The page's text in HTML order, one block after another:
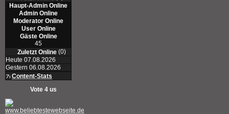
Haupt-Admin Online
Admin Online
Moderator Online
User Online
Gäste Online
45
Zuletzt Online (0)
Heute 07.08.2026
Gestern 06.08.2026
Content-Stats
Vote 4 us